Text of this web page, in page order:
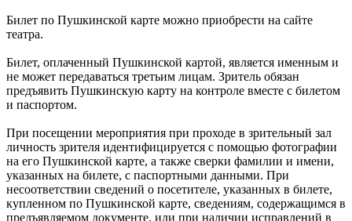
Билет по Пушкинской карте можно приобрести на сайте
театра.
Билет, оплаченный Пушкинской картой, является именным и
не может передаваться третьим лицам. Зритель обязан
предъявить Пушкинскую карту на контроле вместе с билетом
и паспортом.
При посещении мероприятия при проходе в зрительный зал
личность зрителя идентифицируется с помощью фотографии
на его Пушкинской карте, а также сверки фамилии и имени,
указанных на билете, с паспортными данными. При
несоответствии сведений о посетителе, указанных в билете,
купленном по Пушкинской карте, сведениям, содержащимся в
предъявляемом документе, или при наличии исправлений в